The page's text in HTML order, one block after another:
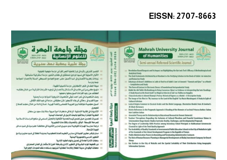
EISSN: 2707-8663